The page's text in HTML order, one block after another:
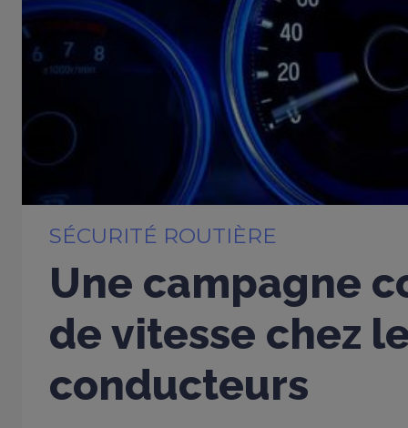
SÉCURITÉ ROUTIÈRE
Une campagne
de vitesse chez
conducteurs